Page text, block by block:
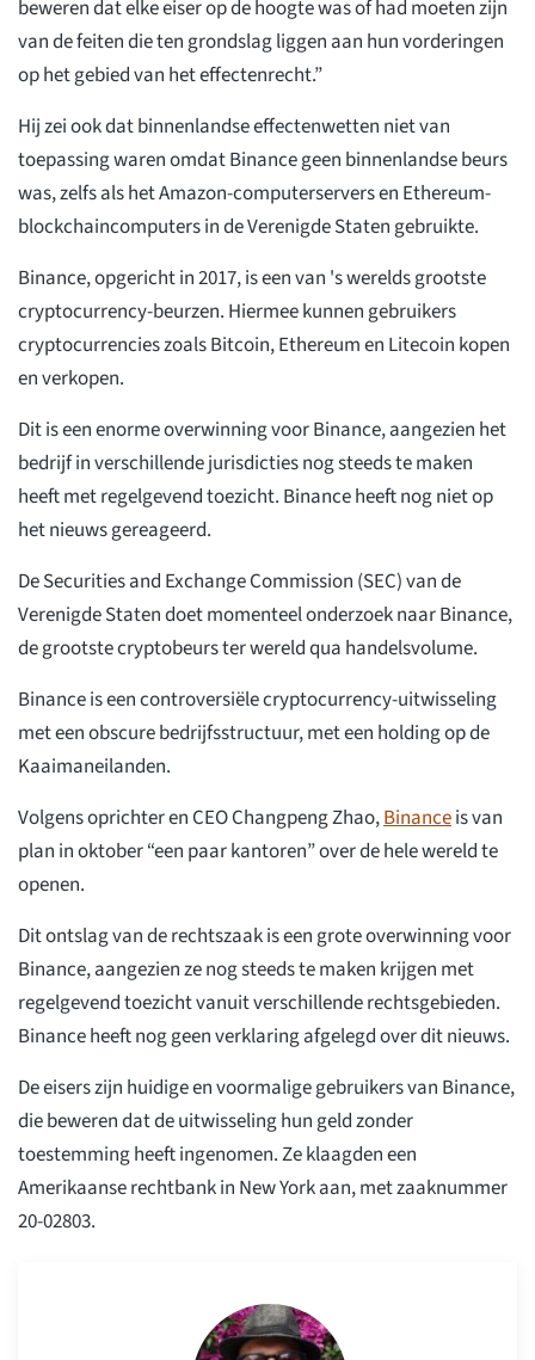
beweren dat elke eiser op de hoogte was of had moeten zijn
van de feiten die ten grondslag liggen aan hun vorderingen
op het gebied van het effectenrecht.”
Hij zei ook dat binnenlandse effectenwetten niet van
toepassing waren omdat Binance geen binnenlandse beurs
was, zelfs als het Amazon-computerservers en Ethereum-
blockchaincomputers in de Verenigde Staten gebruikte.
Binance, opgericht in 2017, is een van 's werelds grootste
cryptocurrency-beurzen. Hiermee kunnen gebruikers
cryptocurrencies zoals Bitcoin, Ethereum en Litecoin kopen
en verkopen.
Dit is een enorme overwinning voor Binance, aangezien het
bedrijf in verschillende jurisdicties nog steeds te maken
heeft met regelgevend toezicht. Binance heeft nog niet op
het nieuws gereageerd.
De Securities and Exchange Commission (SEC) van de
Verenigde Staten doet momenteel onderzoek naar Binance,
de grootste cryptobeurs ter wereld qua handelsvolume.
Binance is een controversiële cryptocurrency-uitwisseling
met een obscure bedrijfsstructuur, met een holding op de
Kaaimaneilanden.
Volgens oprichter en CEO Changpeng Zhao,Binanceis van
plan in oktober “een paar kantoren” over de hele wereld te
openen.
Dit ontslag van de rechtszaak is een grote overwinning voor
Binance, aangezien ze nog steeds te maken krijgen met
regelgevend toezicht vanuit verschillende rechtsgebieden.
Binance heeft nog geen verklaring afgelegd over dit nieuws.
De eisers zijn huidige en voormalige gebruikers van Binance,
die beweren dat de uitwisseling hun geld zonder
toestemming heeft ingenomen. Ze klaagden een
Amerikaanse rechtbank in New York aan, met zaaknummer
20-02803.